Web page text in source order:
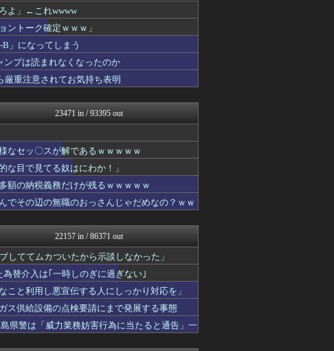
乃木通 乃木坂46櫻坂46...
みそパンNEWS
オレ的ゲーム速報＠刃
すまいる(^-^)ぶろぐ
けおけお速報
ニチカン！
お～い！お宝
乃木坂46まとめ 乃木りん...
ガンダムブログ（情報戦仕様...
ラビット速報
素敵な鬼女様
もきゅ速(*´ω`*)人(...
ぴこ速(〃'∇'〃)？
国難にあってもの申す！！
【サッカー まとめ】サカラ...
思考ちゃんねる
ホロちゃんねる
なんJ PRIDE
V速ニュップ
わんこーる速報！
アニゲー速報
まどドラまとめ速報 魔法少...
バスケまとめ・COM
理想ちゃんねる
よ」←これwwww
ントーク確定ｗｗｗ」
」になってしまう
プは読まれなくなったのか
厳重注意されてお気持ち表明
23471 in / 93395 out
なセッ〇スが解であるｗｗｗｗｗ
な目で見てる奴はにわか！」
額の納税義務だけが残るｗｗｗｗｗ
でその辺の無職のおっさんじゃだめなの？ｗｗ
22157 in / 86371 out
しててムカついたから示談しなかった」
替介入は｢一時しのぎに過ぎない｣
こと利用し悪宣伝する人にしっかり対応を」
ス供給設備の点検要請にまで発展する事態
県警は「威力業務妨害行為に当たると通告」一